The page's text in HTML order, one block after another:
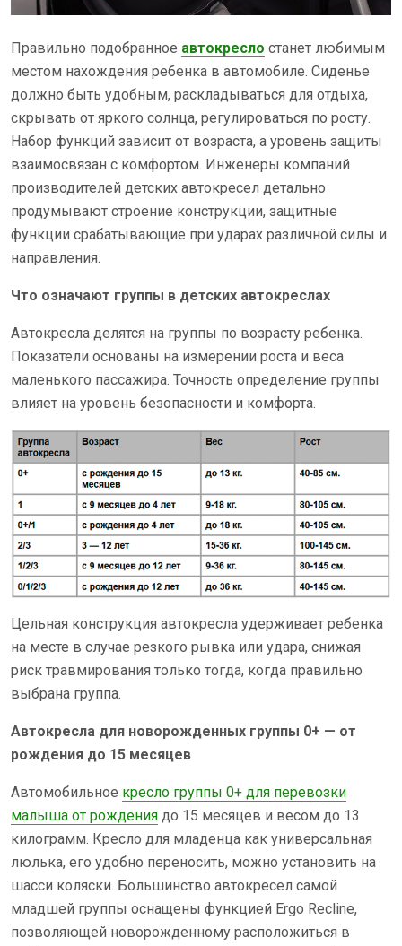
Правильно подобранное автокресло станет любимым
местом нахождения ребенка в автомобиле. Сиденье
должно быть удобным, раскладываться для отдыха,
скрывать от яркого солнца, регулироваться по росту.
Набор функций зависит от возраста, а уровень защиты
взаимосвязан с комфортом. Инженеры компаний
производителей детских автокресел детально
продумывают строение конструкции, защитные
функции срабатывающие при ударах различной силы и
направления.
Что означают группы в детских автокреслах
Автокресла делятся на группы по возрасту ребенка.
Показатели основаны на измерении роста и веса
маленького пассажира. Точность определение группы
влияет на уровень безопасности и комфорта.
Цельная конструкция автокресла удерживает ребенка
на месте в случае резкого рывка или удара, снижая
риск травмирования только тогда, когда правильно
выбрана группа.
Автокресла для новорожденных группы 0+ — от
рождения до 15 месяцев
Автомобильное кресло группы 0+ для перевозки
малыша от рождения до 15 месяцев и весом до 13
килограмм. Кресло для младенца как универсальная
люлька, его удобно переносить, можно установить на
шасси коляски. Большинство автокресел самой
младшей группы оснащены функцией Ergo Recline,
позволяющей новорожденному расположиться в